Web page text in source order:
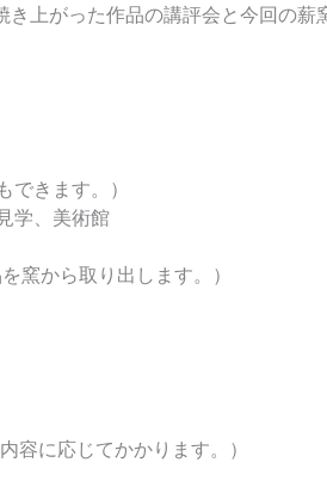
上がった作品の講評会と今回の薪
きます。）
学、美術館
から取り出します。）
容に応じてかかります。）